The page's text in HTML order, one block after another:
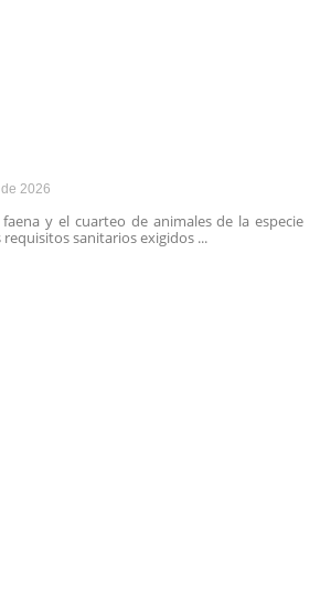
2026
faena y el cuarteo de animales de la especie
sanitarios exigidos ...